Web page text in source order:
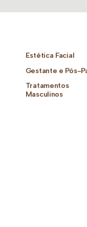
Estética Facial
Gestante e Pós-
Tratamentos
Masculinos